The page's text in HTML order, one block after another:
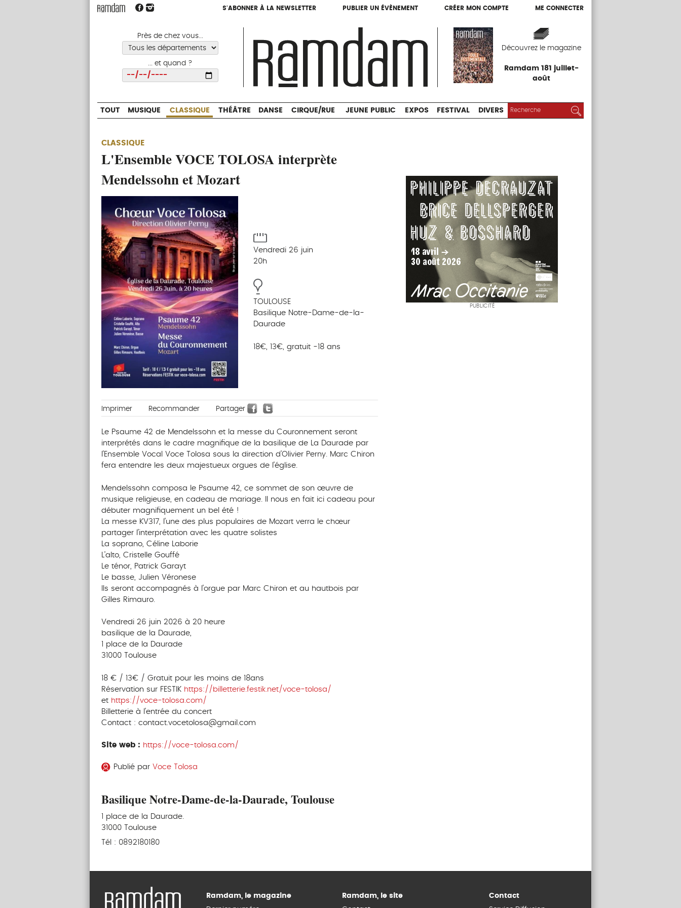
S'ABONNER À LA NEWSLETTER PUBLIER UN ÉVÈNEMENT CRÉER MON COMPTE ME CONNECTER
Près de chez vous...
... et quand ?
Découvrez le magazine
Ramdam 181 juillet-
août
S'ABONNER À LA NEWSLETTER PUBLIER UN ÉVÈNEMENT CRÉER MON COMPTE ME CONNECTER
CIRQUE/RUE JEUNE PUBLIC EXPOS
TOUT MUSIQUE CLASSIQUE THÉÂTRE DANSE CIRQUE/RUE JEUNE PUBLIC EXPOS FESTIVAL DIVERS RECHERCHER :
CLASSIQUE
L'Ensemble VOCE TOLOSA interprète
Mendelssohn et Mozart
Vendredi 26 juin
20h
TOULOUSE
Basilique Notre-Dame-de-la-
Daurade
18€, 13€, gratuit -18 ans
Imprimer Recommander Partager
Le Psaume 42 de Mendelssohn et la messe du Couronnement seront
interprétés dans le cadre magnifique de la basilique de La Daurade par
l’Ensemble Vocal Voce Tolosa sous la direction d’Olivier Perny. Marc Chiron
fera entendre les deux majestueux orgues de l’église.
Mendelssohn composa le Psaume 42, ce sommet de son œuvre de
musique religieuse, en cadeau de mariage. Il nous en fait ici cadeau pour
débuter magnifiquement un bel été !
La messe KV317, l’une des plus populaires de Mozart verra le chœur
partager l’interprétation avec les quatre solistes
La soprano, Céline Laborie
L’alto, Cristelle Gouffé
Le ténor, Patrick Garayt
Le basse, Julien Véronese
Ils seront accompagnés à l’orgue par Marc Chiron et au hautbois par
Gilles Rimauro.
Vendredi 26 juin 2026 à 20 heure
basilique de la Daurade,
1 place de la Daurade
31000 Toulouse
18 € / 13€ / Gratuit pour les moins de 18ans
Réservation sur FESTIK https://billetterie.festik.net/voce-tolosa/
et https://voce-tolosa.com/
Billetterie à l’entrée du concert
Contact : contact.vocetolosa@gmail.com
Site web : https://voce-tolosa.com/
Publié par Voce Tolosa
Basilique Notre-Dame-de-la-Daurade, Toulouse
1 place de la Daurade.
31000 Toulouse
Tél : 0892180180
PUBLICITÉ
Ramdam, le magazine
Ramdam, le site
Contact